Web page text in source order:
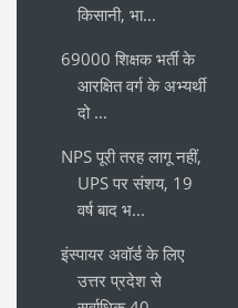
किसानी, भा...
69000 शिक्षक भर्ती के
आरक्षित वर्ग के अभ्यर्थी
दो ...
NPS पूरी तरह लागू नहीं,
UPS पर संशय, 19
वर्ष बाद भ...
इंस्पायर अवॉर्ड के लिए
उत्तर प्रदेश से